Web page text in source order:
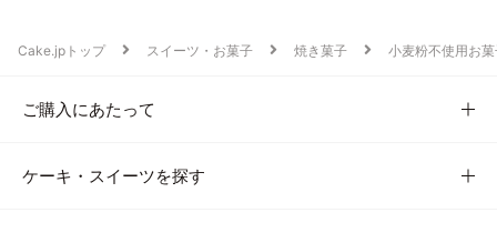
Cake.jpトップ スイーツ・お菓子 焼き菓子 小麦粉不使用お
ご購入にあたって
ケーキ・スイーツを探す